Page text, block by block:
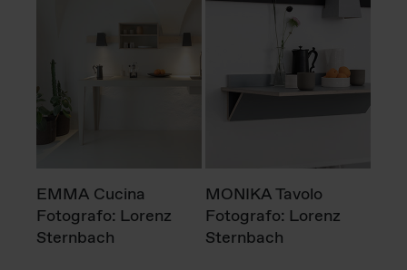
EMMA Cucina
Fotografo: Lorenz
Sternbach
MONIKA Tavolo
Fotografo: Lorenz
Sternbach